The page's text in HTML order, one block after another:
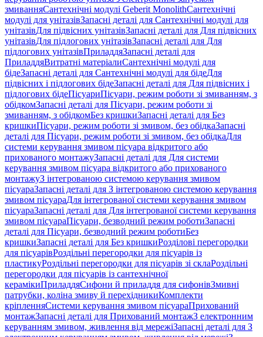
змиванняСантехнічні модулі Geberit MonolithСантехнічні
модулі для унітазівЗапасні деталі для Сантехнічні модулі для
унітазівДля підвісних унітазівЗапасні деталі для Для підвісних
унітазівДля підлогових унітазівЗапасні деталі для Для
підлогових унітазівПриладдяЗапасні деталі для
ПриладдяВитратні матеріалиСантехнічні модулі для
бідеЗапасні деталі для Сантехнічні модулі для бідеДля
підвісних і підлогових бідеЗапасні деталі для Для підвісних і
підлогових бідеПісуариПісуари, режим роботи зі змиванням, з
обідкомЗапасні деталі для Пісуари, режим роботи зі
змиванням, з обідкомБез кришкиЗапасні деталі для Без
кришкиПісуари, режим роботи зі змивом, без обідкаЗапасні
деталі для Пісуари, режим роботи зі змивом, без обідкаДля
системи керування змивом пісуара відкритого або
прихованого монтажуЗапасні деталі для Для системи
керування змивом пісуара відкритого або прихованого
монтажуЗ інтегрованою системою керування змивом
пісуараЗапасні деталі для З інтегрованою системою керування
змивом пісуараДля інтегрованої системи керування змивом
пісуараЗапасні деталі для Для інтегрованої системи керування
змивом пісуараПісуари, безводний режим роботиЗапасні
деталі для Пісуари, безводний режим роботиБез
кришкиЗапасні деталі для Без кришкиРозділові перегородки
для пісуарівРоздільні перегородки для пісуарів із
пластикуРоздільні перегородки для пісуарів зі склаРоздільні
перегородки для пісуарів із сантехнічної
керамікиПриладдяСифони й приладдя для сифонівЗмивні
патрубки, коліна змиву й перехідникиКомплекти
кріпленняСистеми керування змивом пісуараПрихований
монтажЗапасні деталі для Прихований монтажЗ електронним
керуванням змивом, живлення від мережіЗапасні деталі для З